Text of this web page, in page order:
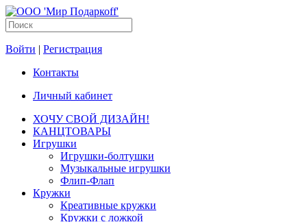
Войти | Регистрация
Контакты
Личный кабинет
ХОЧУ СВОЙ ДИЗАЙН!
КАНЦТОВАРЫ
Игрушки
Игрушки-болтушки
Музыкальные игрушки
Флип-Флап
Кружки
Креативные кружки
Кружки с ложкой